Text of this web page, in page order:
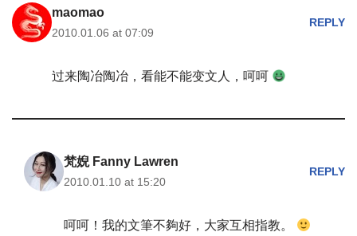
maomao
2010.01.06 at 07:09
REPLY
过来陶冶陶冶，看能不能变文人，呵呵
梵婗 Fanny Lawren
2010.01.10 at 15:20
REPLY
呵呵！我的文筆不夠好，大家互相指教。